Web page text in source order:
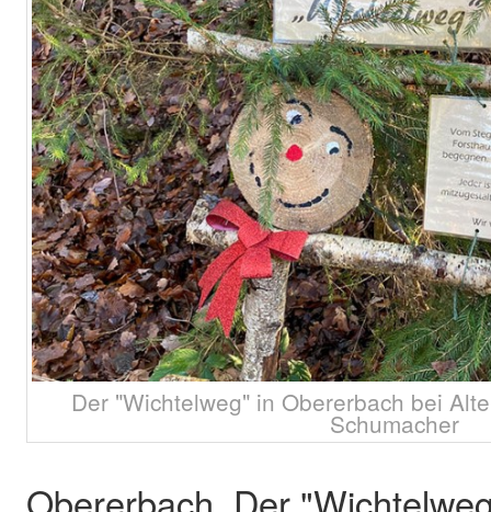
Der "Wichtelweg" in Obererbach bei
Schumacher
Obererbach. Der